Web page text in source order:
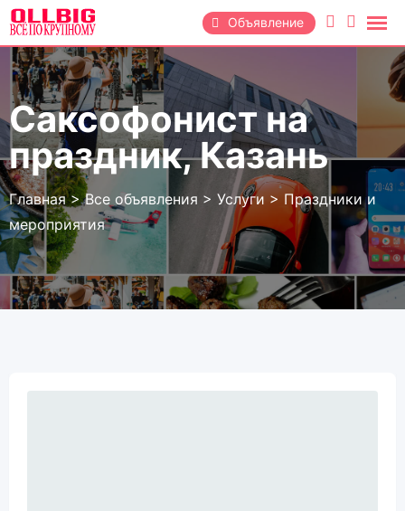
Перейти
содержанию
Объявление
Саксофонист на
праздник, Казань
Главная>Все объявления > Услуги > Праздники и
мероприятия